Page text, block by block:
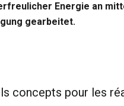
Energie an
gearbeitet.
concepts pour les